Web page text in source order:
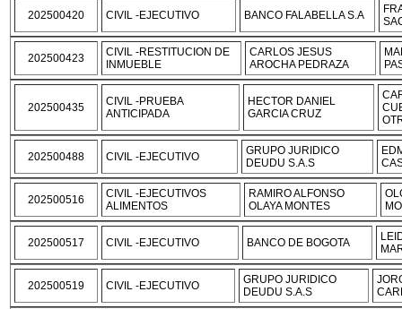
202500420 CIVIL -EJECUTIVO BANCO FALABELLA S.A
202500423
CIVIL -RESTITUCION DE
INMUEBLE
CARLOS JESUS
AROCHA PEDRAZA
202500435
CIVIL -PRUEBA
ANTICIPADA
HECTOR DANIEL
GARCIA CRUZ
202500488 CIVIL -EJECUTIVO
GRUPO JURIDICO
DEUDU S.A.S
202500516
CIVIL -EJECUTIVOS
ALIMENTOS
RAMIRO ALFONSO
OLAYA MONTES
202500517 CIVIL -EJECUTIVO BANCO DE BOGOTA
202500519 CIVIL -EJECUTIVO
GRUPO JURIDICO
DEUDU S.A.S